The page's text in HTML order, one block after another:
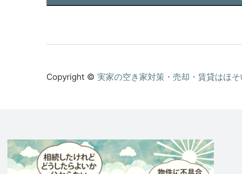
Copyright ©実家の空き家対策・売却・賃貸はほそ